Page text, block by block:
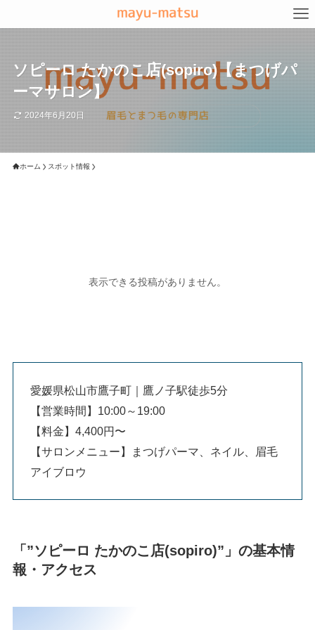
ソピーロ たかのこ店(sopiro)【まつげパ
ーマサロン】
2024年6月20日
ホーム スポット情報
愛媛県松山市鷹子町｜鷹ノ子駅徒歩5分
【営業時間】10:00～19:00
【料金】4,400円〜
【サロンメニュー】まつげパーマ、ネイル、眉毛
アイブロウ
「”ソピーロ たかのこ店(sopiro)”」の基本情
報・アクセス